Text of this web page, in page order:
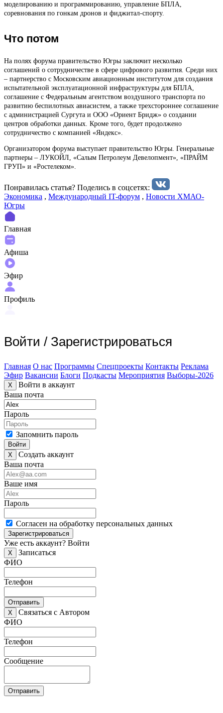
моделированию и программированию, управление БПЛА,
соревнования по гонкам дронов и фиджитал-спорту.
Что потом
На полях форума правительство Югры заключит несколько
соглашений о сотрудничестве в сфере цифрового развития. Среди них
– партнерство с Московским авиационным институтом для создания
испытательной эксплуатационной инфраструктуры для БПЛА,
соглашение с Федеральным агентством воздушного транспорта по
развитию беспилотных авиасистем, а также трехстороннее соглашение
с администрацией Сургута и ООО «Ориент Бридж» о создании
центров обработки данных. Кроме того, будет продолжено
сотрудничество с компанией «Яндекс».
Организатором форума выступает правительство Югры. Генеральные
партнеры – ЛУКОЙЛ, «Салым Петролеум Девелопмент», «ПРАЙМ
ГРУП» и «Ростелеком».
Понравилась статья? Поделиcь в соцсетях:
Экономика , Международный IT-форум , Новости ХМАО-
Югры
Главная
Афиша
Эфир
Профиль
Войти / Зарегистрироваться
Главная О нас Программы Спецпроекты Контакты Реклама
Эфир Вакансии Блоги Подкасты Мероприятия Выборы-2026
X
Войти в аккаунт
Ваша почта
Пароль
Запомнить пароль
Войти
X
Создать аккаунт
Ваша почта
Ваше имя
Пароль
Согласен на обработку персональных данных
Зарегистрироваться
Уже есть аккаунт? Войти
X
Записаться
ФИО
Телефон
Отправить
X
Связаться с Автором
ФИО
Телефон
Сообщение
Отправить